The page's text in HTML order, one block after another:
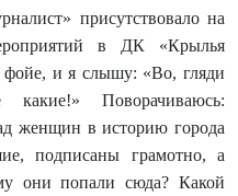
присутствовало на
в ДК «Крылья
и я слышу: «Во, гляди
Поворачиваюсь:
женщин в историю города
подписаны грамотно, а
они попали сюда? Какой